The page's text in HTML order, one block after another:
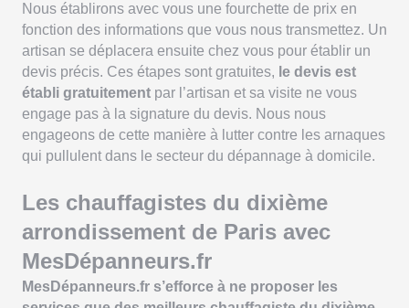
Nous établirons avec vous une fourchette de prix en
fonction des informations que vous nous transmettez. Un
artisan se déplacera ensuite chez vous pour établir un
devis précis. Ces étapes sont gratuites, le devis est
établi gratuitement par l’artisan et sa visite ne vous
engage pas à la signature du devis. Nous nous
engageons de cette manière à lutter contre les arnaques
qui pullulent dans le secteur du dépannage à domicile.
Les chauffagistes du dixième
arrondissement de Paris avec
MesDépanneurs.fr
MesDépanneurs.fr s’efforce à ne proposer les